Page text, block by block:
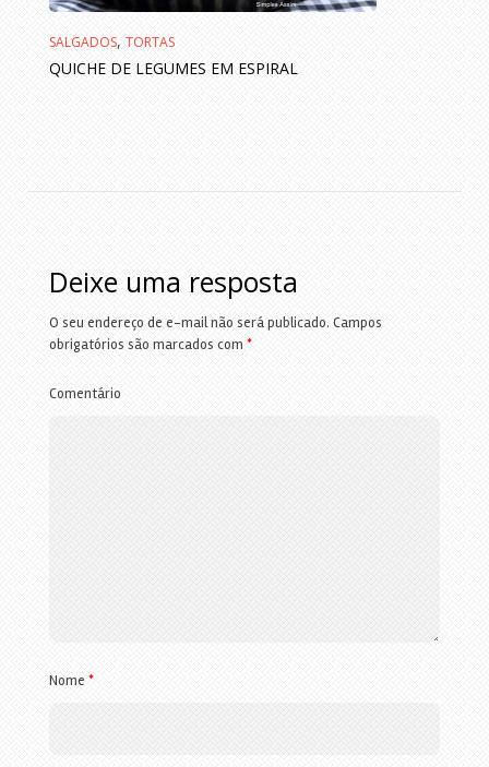
SALGADOS, TORTAS
QUICHE DE LEGUMES EM ESPIRAL
Deixe uma resposta
O seu endereço de e-mail não será publicado. Campos
obrigatórios são marcados com *
Comentário
Nome *